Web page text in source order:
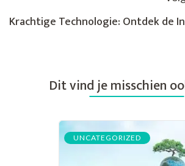
Krachtige Technologie: Ontdek de
Dit vind je misschien
UNCATEGORIZED